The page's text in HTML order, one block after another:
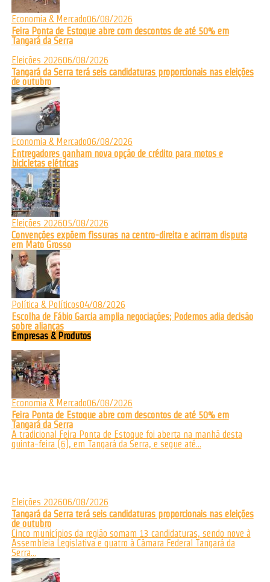
Economia & Mercado06/08/2026
Feira Ponta de Estoque abre com descontos de até 50% em
Tangará da Serra
Eleições 202606/08/2026
Tangará da Serra terá seis candidaturas proporcionais nas eleições
de outubro
Economia & Mercado06/08/2026
Entregadores ganham nova opção de crédito para motos e
bicicletas elétricas
Eleições 202605/08/2026
Convenções expõem fissuras na centro-direita e acirram disputa
em Mato Grosso
Política & Políticos04/08/2026
Escolha de Fábio Garcia amplia negociações; Podemos adia decisão
sobre alianças
Empresas & Produtos
Economia & Mercado06/08/2026
Feira Ponta de Estoque abre com descontos de até 50% em
Tangará da Serra
A tradicional Feira Ponta de Estoque foi aberta na manhã desta
quinta-feira (6), em Tangará da Serra, e segue até...
Eleições 202606/08/2026
Tangará da Serra terá seis candidaturas proporcionais nas eleições
de outubro
Cinco municípios da região somam 13 candidaturas, sendo nove à
Assembleia Legislativa e quatro à Câmara Federal Tangará da
Serra...